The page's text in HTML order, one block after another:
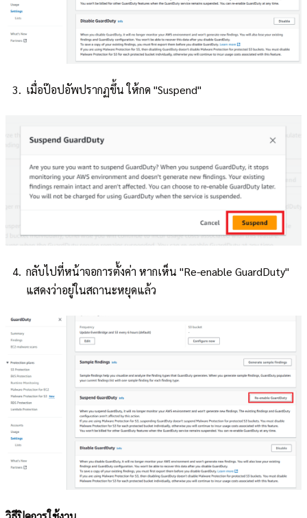
เมื่อป๊อปอัพปรากฏขึ้น ให้กด "Suspend"
กลับไปที่หน้าจอการตั้งค่า หากเห็น "Re-enable GuardDuty"
แสดงว่าอยู่ในสถานะหยุดแล้ว